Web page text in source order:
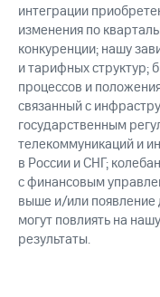
интеграции
изменения по
конкуренции; нашу
и тарифных структур;
процессов и
связанный с
государственным
телекоммуникаций и
в России и СНГ;
с финансовым
выше и/или появление
могут повлиять на
результаты.